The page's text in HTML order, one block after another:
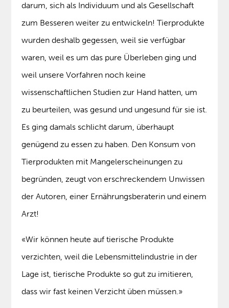
darum, sich als Individuum und als Gesellschaft
zum Besseren weiter zu entwickeln! Tierprodukte
wurden deshalb gegessen, weil sie verfügbar
waren, weil es um das pure Überleben ging und
weil unsere Vorfahren noch keine
wissenschaftlichen Studien zur Hand hatten, um
zu beurteilen, was gesund und ungesund für sie ist.
Es ging damals schlicht darum, überhaupt
genügend zu essen zu haben. Den Konsum von
Tierprodukten mit Mangelerscheinungen zu
begründen, zeugt von erschreckendem Unwissen
der Autoren, einer Ernährungsberaterin und einem
Arzt!
«Wir können heute auf tierische Produkte
verzichten, weil die Lebensmittelindustrie in der
Lage ist, tierische Produkte so gut zu imitieren,
dass wir fast keinen Verzicht üben müssen.»